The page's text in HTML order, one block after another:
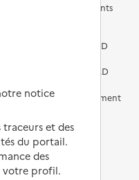
Les différents établissements
Préparer l'entrée en EHPAD
Aides financières en EHPAD
accompagnement
les prix en
en EHPAD
notice
et des
du portail.
des
votre profil.